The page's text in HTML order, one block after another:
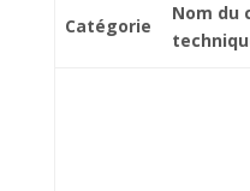
Catégorie
Nom du